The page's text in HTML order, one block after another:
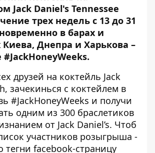
Jack Daniel's Tennessee
трех недель с 13 до 31
в барах и
Киева, Днепра и Харькова –
#JackHoneyWeeks.
друзей на коктейль Jack
зачекинься с коктейлем в
#JackHoneyWeeks и получи
одним из 300 браслетиков
от Jack Daniel’s. Чтоб
участников розыгрыша -
тегни facebook-страницу